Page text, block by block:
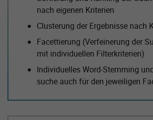
nach eigenen Kriterien
Clusterung der Ergebnisse nach
Facettierung (Verfeinerung der
mit individuellen Filterkriterien)
Individuelles Word-Stemming
suche auch für den jeweiligen